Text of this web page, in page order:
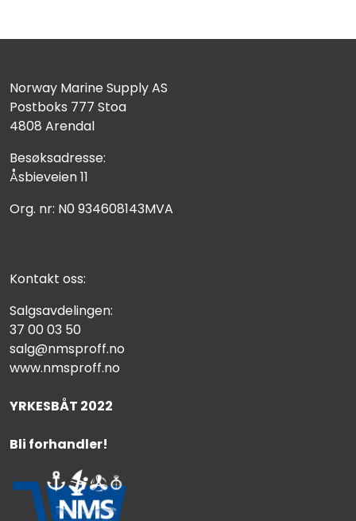
Norway Marine Supply AS
Postboks 777 Stoa
4808 Arendal
Besøksadresse:
Åsbieveien 11
Org. nr: N0 934608143MVA
Kontakt oss:
Salgsavdelingen:
37 00 03 50
salg@nmsproff.no
www.nmsproff.no
YRKESBÅT 2022
Bli forhandler!